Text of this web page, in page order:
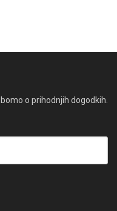
o prihodnjih dogodkih.